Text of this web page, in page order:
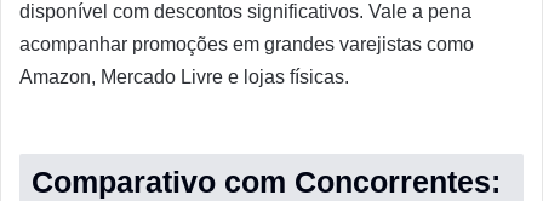
disponível com descontos significativos. Vale a pena
acompanhar promoções em grandes varejistas como
Amazon, Mercado Livre e lojas físicas.
Comparativo com Concorrentes: